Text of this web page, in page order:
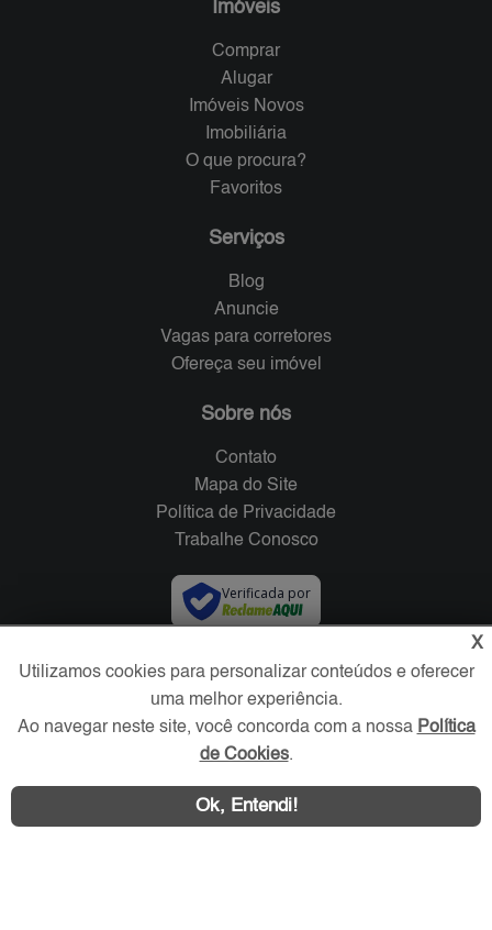
Imóveis
Comprar
Alugar
Imóveis Novos
Imobiliária
O que procura?
Favoritos
Serviços
Blog
Anuncie
Vagas para corretores
Ofereça seu imóvel
Sobre nós
Contato
Mapa do Site
Política de Privacidade
Trabalhe Conosco
Verificada por
Redes Sociais
X
Utilizamos cookies para personalizar conteúdos e oferecer
uma melhor experiência.
Ao navegar neste site, você concorda com a nossa Política
de Cookies.
Ok, Entendi!